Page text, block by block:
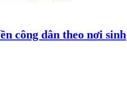
công dân theo nơi sinh